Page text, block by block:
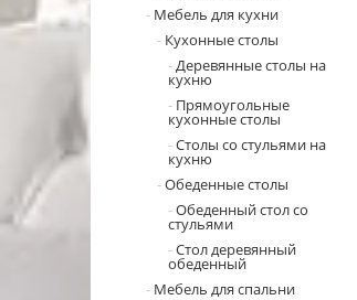
Мебель для кухни
Кухонные столы
Деревянные столы на
кухню
Прямоугольные
кухонные столы
Столы со стульями на
кухню
Обеденные столы
Обеденный стол со
стульями
Стол деревянный
обеденный
Мебель для спальни